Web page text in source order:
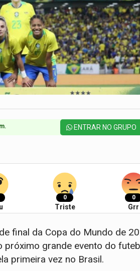
ENTRAR NO GRUPO
0
Triste
0
Grr
final da Copa do Mundo de
grande evento do
primeira vez no Brasil.